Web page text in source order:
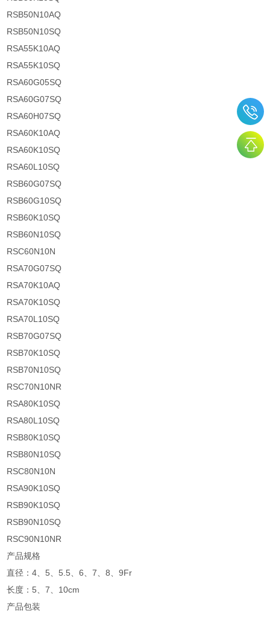
RSB50N10AQ
RSB50N10SQ
RSA55K10AQ
RSA55K10SQ
RSA60G05SQ
RSA60G07SQ
RSA60H07SQ
RSA60K10AQ
RSA60K10SQ
RSA60L10SQ
RSB60G07SQ
RSB60G10SQ
RSB60K10SQ
RSB60N10SQ
RSC60N10N
RSA70G07SQ
RSA70K10AQ
RSA70K10SQ
RSA70L10SQ
RSB70G07SQ
RSB70K10SQ
RSB70N10SQ
RSC70N10NR
RSA80K10SQ
RSA80L10SQ
RSB80K10SQ
RSB80N10SQ
RSC80N10N
RSA90K10SQ
RSB90K10SQ
RSB90N10SQ
RSC90N10NR
产品规格
直径：4、5、5.5、6、7、8、9Fr
长度：5、7、10cm
产品包装